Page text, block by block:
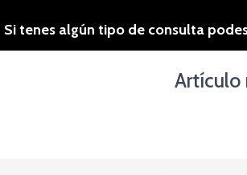
Si tenes algún tipo de consulta
Artículo